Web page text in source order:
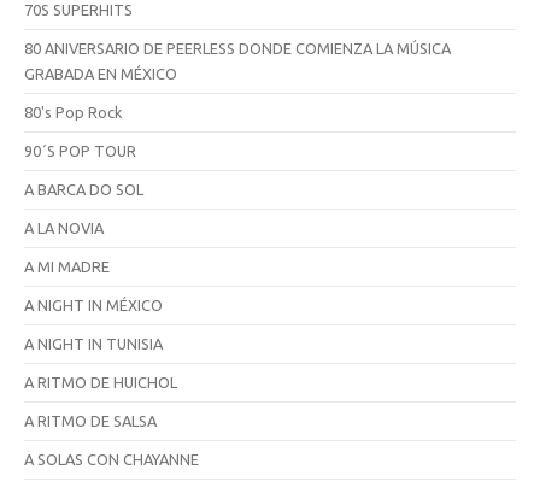
70S SUPERHITS
80 ANIVERSARIO DE PEERLESS DONDE COMIENZA LA MÚSICA
GRABADA EN MÉXICO
80's Pop Rock
90´S POP TOUR
A BARCA DO SOL
A LA NOVIA
A MI MADRE
A NIGHT IN MÉXICO
A NIGHT IN TUNISIA
A RITMO DE HUICHOL
A RITMO DE SALSA
A SOLAS CON CHAYANNE